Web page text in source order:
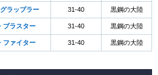
ラップラー 31-40 黒鋼の大陸
ブラスター 31-40 黒鋼の大陸
ファイター 31-40 黒鋼の大陸